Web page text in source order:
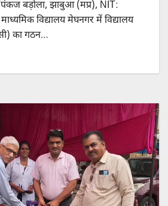
पंकज बड़ोला, झाबुआ (मप्र), NIT:
विद्यालय मेघनगर में विद्यालय
का गठन…